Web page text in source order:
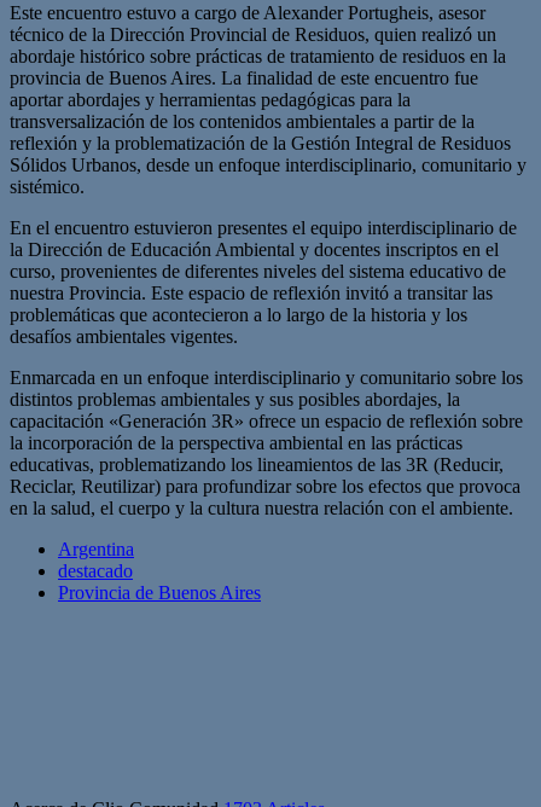
Este encuentro estuvo a cargo de Alexander Portugheis, asesor
técnico de la Dirección Provincial de Residuos, quien realizó un
abordaje histórico sobre prácticas de tratamiento de residuos en la
provincia de Buenos Aires. La finalidad de este encuentro fue
aportar abordajes y herramientas pedagógicas para la
transversalización de los contenidos ambientales a partir de la
reflexión y la problematización de la Gestión Integral de Residuos
Sólidos Urbanos, desde un enfoque interdisciplinario, comunitario y
sistémico.
En el encuentro estuvieron presentes el equipo interdisciplinario de
la Dirección de Educación Ambiental y docentes inscriptos en el
curso, provenientes de diferentes niveles del sistema educativo de
nuestra Provincia. Este espacio de reflexión invitó a transitar las
problemáticas que acontecieron a lo largo de la historia y los
desafíos ambientales vigentes.
Enmarcada en un enfoque interdisciplinario y comunitario sobre los
distintos problemas ambientales y sus posibles abordajes, la
capacitación «Generación 3R» ofrece un espacio de reflexión sobre
la incorporación de la perspectiva ambiental en las prácticas
educativas, problematizando los lineamientos de las 3R (Reducir,
Reciclar, Reutilizar) para profundizar sobre los efectos que provoca
en la salud, el cuerpo y la cultura nuestra relación con el ambiente.
Argentina
destacado
Provincia de Buenos Aires